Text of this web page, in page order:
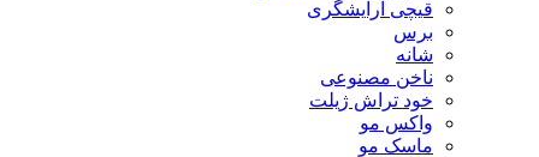
قیچی آرایشگری
برس
شانه
ناخن مصنوعی
خود تراش ژیلت
واکس مو
ماسک مو